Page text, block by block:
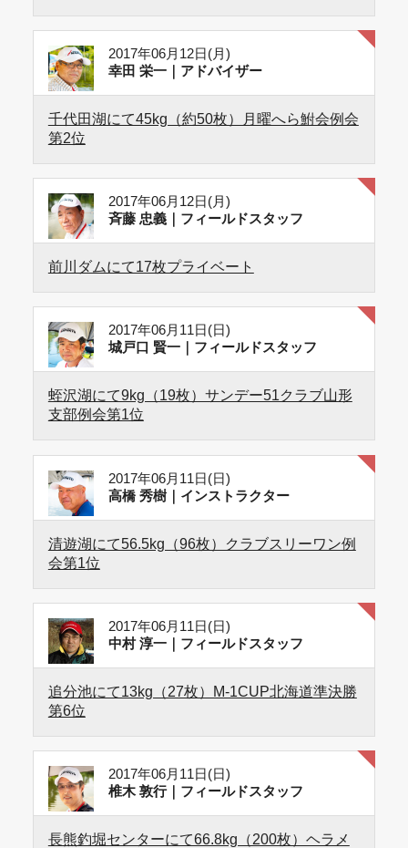
2017年06月12日(月)
幸田 栄一｜アドバイザー
千代田湖にて45kg（約50枚）月曜へら鮒会例会
第2位
2017年06月12日(月)
斉藤 忠義｜フィールドスタッフ
前川ダムにて17枚プライベート
2017年06月11日(日)
城戸口 賢一｜フィールドスタッフ
蛭沢湖にて9kg（19枚）サンデー51クラブ山形
支部例会第1位
2017年06月11日(日)
高橋 秀樹｜インストラクター
清遊湖にて56.5kg（96枚）クラブスリーワン例
会第1位
2017年06月11日(日)
中村 淳一｜フィールドスタッフ
追分池にて13kg（27枚）M-1CUP北海道準決勝
第6位
2017年06月11日(日)
椎木 敦行｜フィールドスタッフ
長熊釣堀センターにて66.8kg（200枚）ヘラメ